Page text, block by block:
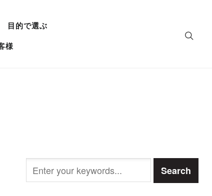
目的で選ぶ
様